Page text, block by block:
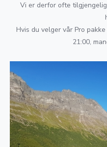
Vi er derfor ofte
Hvis du velger vår Pro
21:00,